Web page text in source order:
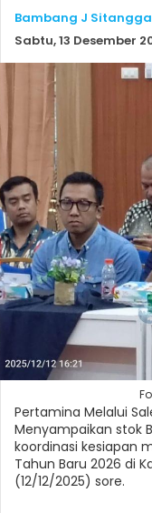
Bambang J
Sabtu, 13 Desember
Pertamina Melalui
Menyampaikan stok
koordinasi kesiapan
Tahun Baru 2026 di
(12/12/2025) sore.